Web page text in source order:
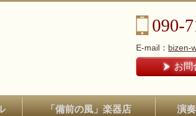
090-
E-mail： bizen-
お問
「備前の風」楽器店 演